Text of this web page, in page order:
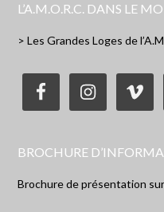
L’A.M.O.R.C. DANS LE
> Les Grandes Loges de
BROCHURE
Brochure de présentation